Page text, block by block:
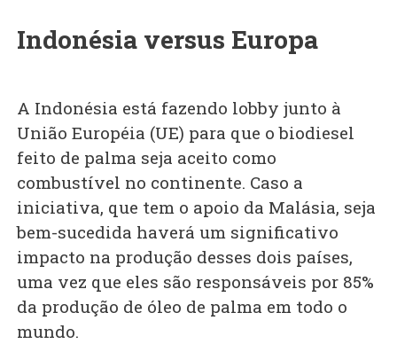
Indonésia versus Europa
A Indonésia está fazendo lobby junto à
União Européia (UE) para que o biodiesel
feito de palma seja aceito como
combustível no continente. Caso a
iniciativa, que tem o apoio da Malásia, seja
bem-sucedida haverá um significativo
impacto na produção desses dois países,
uma vez que eles são responsáveis por 85%
da produção de óleo de palma em todo o
mundo.